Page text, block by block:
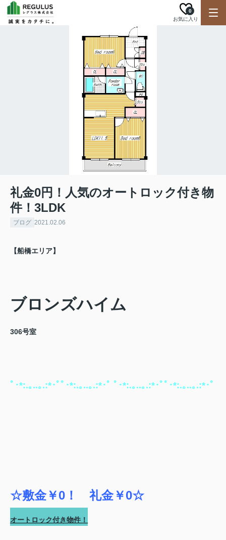
お気に入り
0
礼金0円！人気のオートロック付き物
件！3LDK
ブログ 2021.02.06
【船橋エリア】
ブロンズハイム
306号室
ﾟ･*:.｡..｡.:*･ﾟﾟ･*:.｡..｡.:*･ﾟ ﾟ･*:.｡..｡.:*･ﾟﾟ･*:.｡..｡.:*･ﾟ
☆敷金￥0！ 礼金￥0☆
オートロック付き物件！